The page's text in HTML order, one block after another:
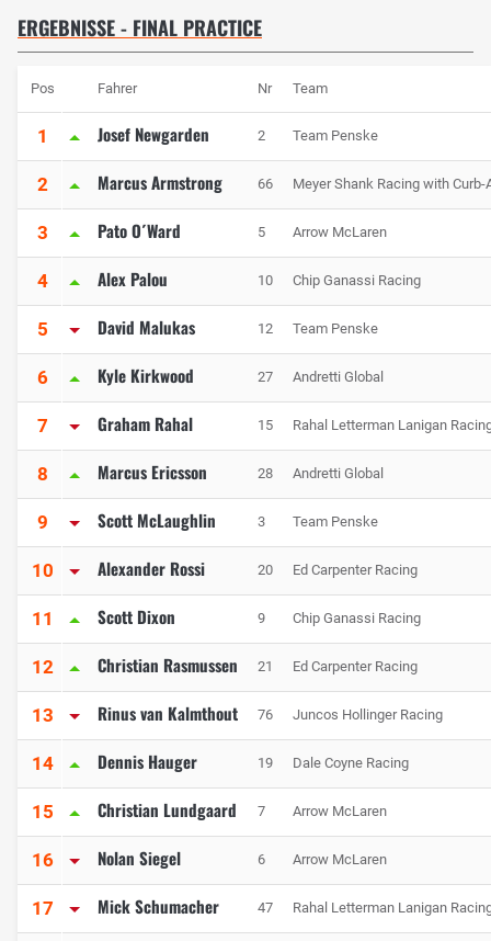
ERGEBNISSE - FINAL PRACTICE
Pos Fahrer Nr Team
1 Josef Newgarden 2 Team Penske
2 Marcus Armstrong 66 Meyer Shank Racing with Curb-
3 Pato O´Ward 5 Arrow McLaren
4 Alex Palou 10 Chip Ganassi Racing
5 David Malukas 12 Team Penske
6 Kyle Kirkwood 27 Andretti Global
7 Graham Rahal 15 Rahal Letterman Lanigan
8 Marcus Ericsson 28 Andretti Global
9 Scott McLaughlin 3 Team Penske
10 Alexander Rossi 20 Ed Carpenter Racing
11 Scott Dixon 9 Chip Ganassi Racing
12 Christian Rasmussen 21 Ed Carpenter Racing
13 Rinus van Kalmthout 76 Juncos Hollinger Racing
14 Dennis Hauger 19 Dale Coyne Racing
15 Christian Lundgaard 7 Arrow McLaren
16 Nolan Siegel 6 Arrow McLaren
17 Mick Schumacher 47 Rahal Letterman Lanigan